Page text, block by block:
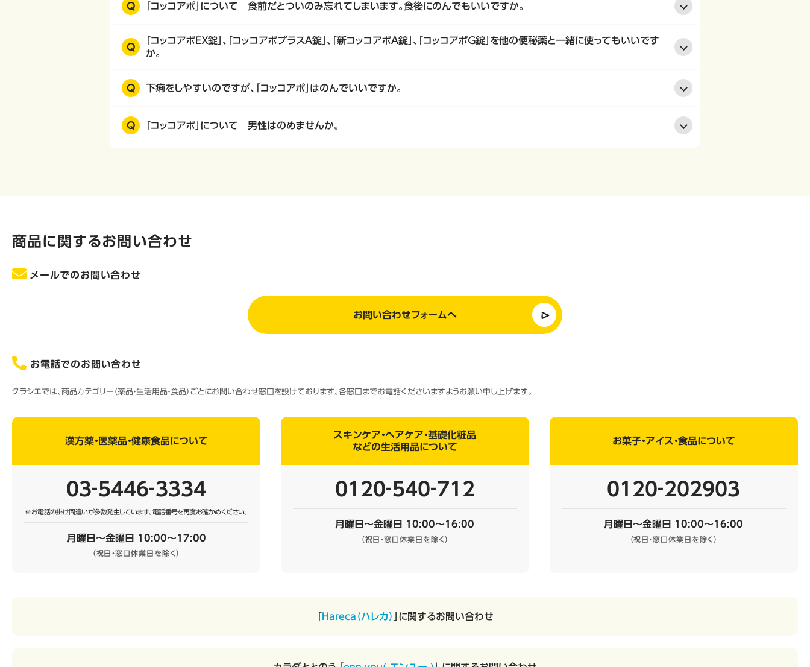
Q 「コッコアポ」について 食前だとついのみ忘れてしまいます。食後にのんでもいいですか。
Q
「コッコアポＥＸ錠」、「コッコアポプラスＡ錠」、「新コッコアポＡ錠」、「コッコアポＧ錠」を他の便秘薬と一緒に使ってもいいです
か。
Q 下痢をしやすいのですが、「コッコアポ」はのんでいいですか。
Q 「コッコアポ」について 男性はのめませんか。
商品に関するお問い合わせ
メールでのお問い合わせ
お問い合わせフォームへ
お電話でのお問い合わせ
クラシエでは、商品カテゴリー（薬品・生活用品・食品）ごとにお問い合わせ窓口を設けております。各窓口までお電話くださいますようお願い申し上げます。
漢方薬・医薬品・健康食品について
03‐5446‐3334
※お電話の掛け間違いが多数発生しています。電話番号を再度お確かめください。
月曜日～金曜日 10:00～17:00
（祝日・窓口休業日を除く）
スキンケア・ヘアケア・基礎化粧品
などの生活用品について
0120‐540‐712
月曜日～金曜日 10:00～16:00
（祝日・窓口休業日を除く）
お菓子・アイス・食品について
0120‐202903
月曜日～金曜日 10:00～16:00
（祝日・窓口休業日を除く）
Hareca（ハレカ） 」に関するお問い合わせ